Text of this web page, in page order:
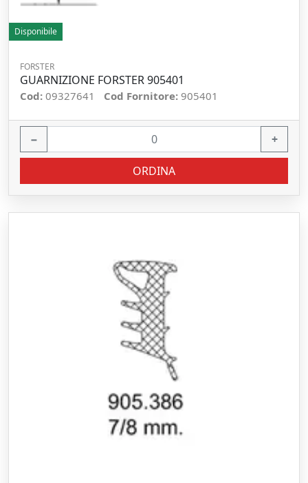
Disponibile
FORSTER
GUARNIZIONE FORSTER 905401
Cod: 09327641 Cod Fornitore: 905401
− +
ORDINA